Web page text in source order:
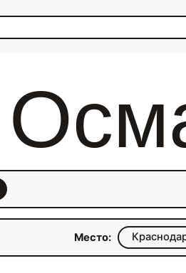
Место: